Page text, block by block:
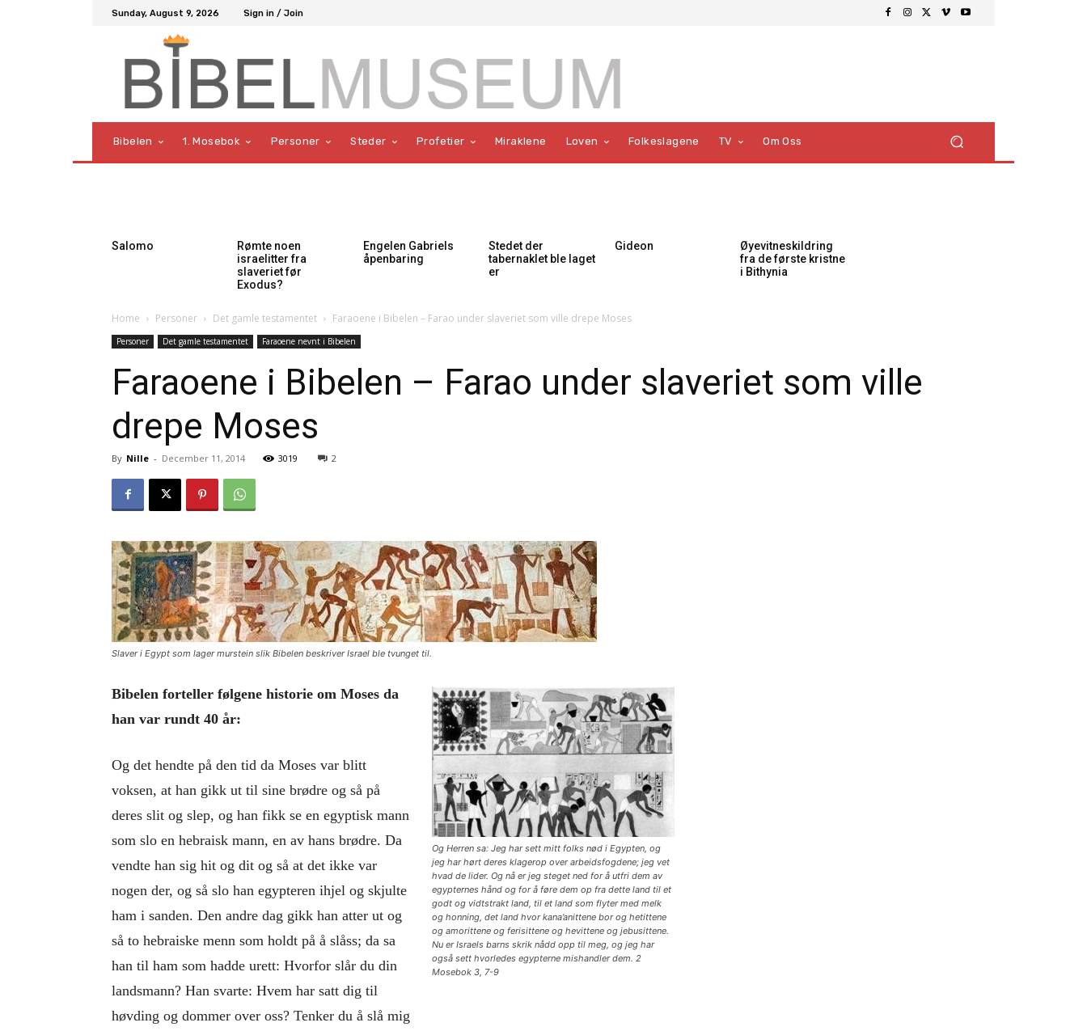
Sunday, August 9, 2026 Sign in / Join
Bibelen 1. Mosebok Personer Steder Profetier Miraklene Loven Folkeslagene TV Om Oss
Salomo
Rømte noen
israelitter fra
slaveriet før
Exodus?
Engelen Gabriels
åpenbaring
Stedet der
tabernaklet ble laget
er
Gideon
Øyevitneskildring
fra de første kristne
i Bithynia
Home Personer Det gamle testamentet Faraoene i Bibelen – Farao under slaveriet som ville drepe Moses
Personer Det gamle testamentet Faraoene nevnt i Bibelen
Faraoene i Bibelen – Farao under slaveriet som ville
drepe Moses
By Nille - December 11, 2014 3019 2
Slaver i Egypt som lager murstein slik Bibelen beskriver Israel ble tvunget til.
Og Herren sa: Jeg har sett mitt folks nød i Egypten, og
jeg har hørt deres klagerop over arbeidsfogdene; jeg vet
hvad de lider. Og nå er jeg steget ned for å utfri dem av
egypternes hånd og for å føre dem op fra dette land til et
godt og vidtstrakt land, til et land som flyter med melk
og honning, det land hvor kana’anittene bor og hetittene
og amorittene og ferisittene og hevittene og jebusittene.
Nu er Israels barns skrik nådd opp til meg, og jeg har
også sett hvorledes egypterne mishandler dem. 2
Mosebok 3, 7-9
Bibelen forteller følgene historie om Moses da
han var rundt 40 år:
Og det hendte på den tid da Moses var blitt
voksen, at han gikk ut til sine brødre og så på
deres slit og slep, og han fikk se en egyptisk mann
som slo en hebraisk mann, en av hans brødre. Da
vendte han sig hit og dit og så at det ikke var
nogen der, og så slo han egypteren ihjel og skjulte
ham i sanden. Den andre dag gikk han atter ut og
så to hebraiske menn som holdt på å slåss; da sa
han til ham som hadde urett: Hvorfor slår du din
landsmann? Han svarte: Hvem har satt dig til
høvding og dommer over oss? Tenker du å slå mig